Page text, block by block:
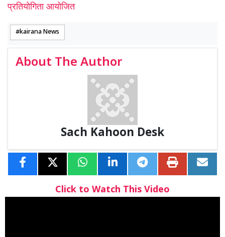
प्रतियोगिता आयोजित
kairana News
About The Author
Sach Kahoon Desk
Click to Watch This Video